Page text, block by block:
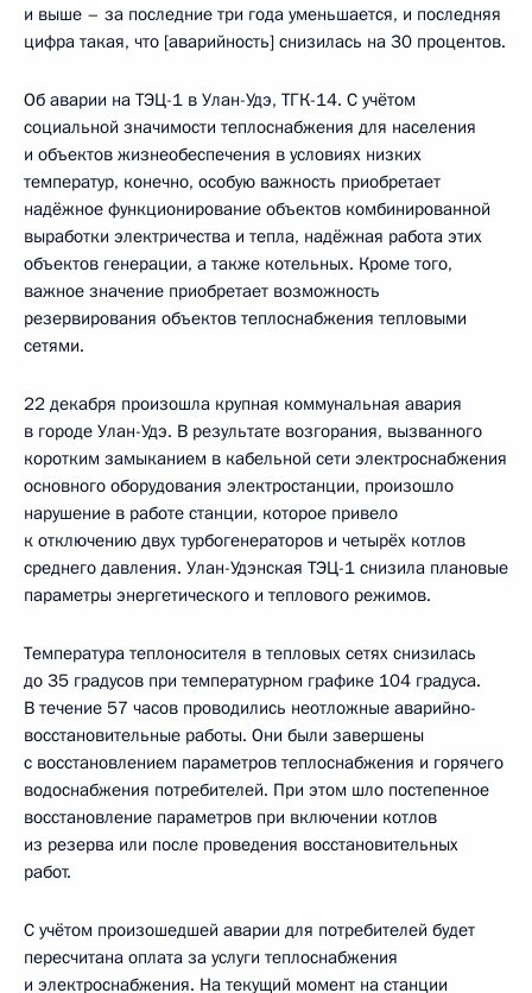
и выше – за последние три года уменьшается, и последняя
цифра такая, что [аварийность] снизилась на 30 процентов.
Об аварии на ТЭЦ-1 в Улан-Удэ, ТГК-14. С учётом
социальной значимости теплоснабжения для населения
и объектов жизнеобеспечения в условиях низких
температур, конечно, особую важность приобретает
надёжное функционирование объектов комбинированной
выработки электричества и тепла, надёжная работа этих
объектов генерации, а также котельных. Кроме того,
важное значение приобретает возможность
резервирования объектов теплоснабжения тепловыми
сетями.
22 декабря произошла крупная коммунальная авария
в городе Улан-Удэ. В результате возгорания, вызванного
коротким замыканием в кабельной сети электроснабжения
основного оборудования электростанции, произошло
нарушение в работе станции, которое привело
к отключению двух турбогенераторов и четырёх котлов
среднего давления. Улан-Удэнская ТЭЦ-1 снизила плановые
параметры энергетического и теплового режимов.
Температура теплоносителя в тепловых сетях снизилась
до 35 градусов при температурном графике 104 градуса.
В течение 57 часов проводились неотложные аварийно-
восстановительные работы. Они были завершены
с восстановлением параметров теплоснабжения и горячего
водоснабжения потребителей. При этом шло постепенное
восстановление параметров при включении котлов
из резерва или после проведения восстановительных
работ.
С учётом произошедшей аварии для потребителей будет
пересчитана оплата за услуги теплоснабжения
и электроснабжения. На текущий момент на станции